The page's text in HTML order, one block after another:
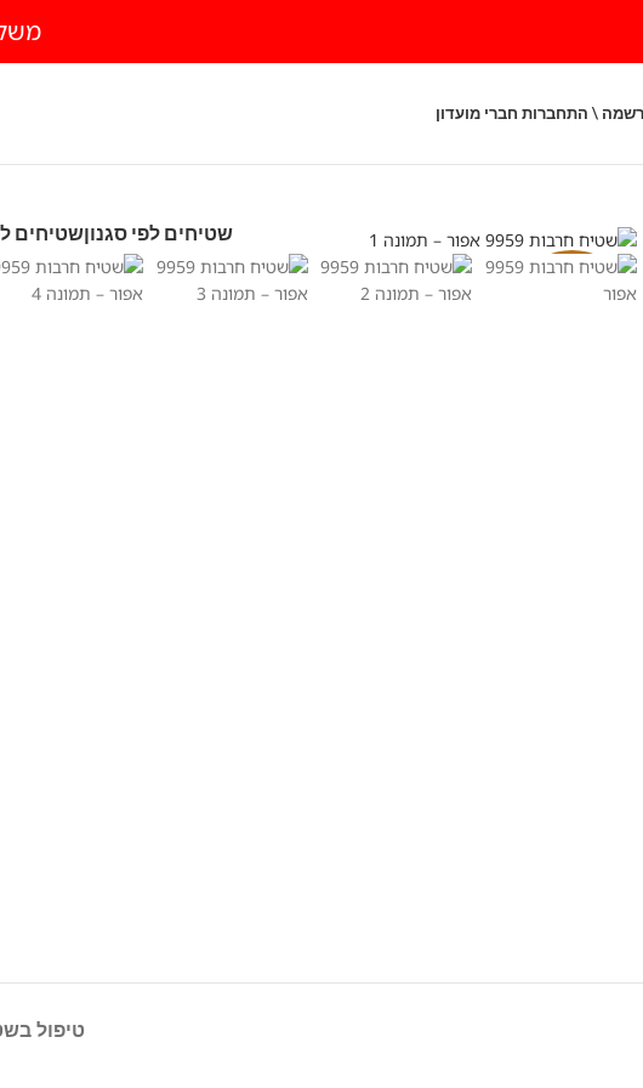
\ התחברות חברי מועדון
שטיחים לפי סגנוןשטיחים
-40%
טיפול